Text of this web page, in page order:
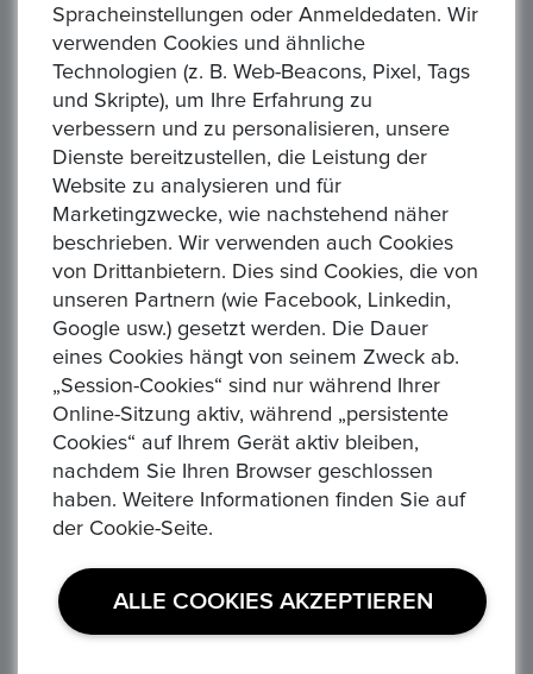
Hiermit widerrufe(n) ich/wir (*) den von mir/uns (*)
abgeschlossenen Vertrag über den Kauf der folgenden
Waren (*): Bestellt am (*)/erhalten am (*) Name des/der
Verbraucher(s): Anschrift des/der Verbraucher(s):
Unterschrift des/der Verbraucher(s) (nur bei Mitteilung auf
Papier) Datum
(*) Unzutreffendes streichen.
Ende der Widerrufsbelehrung
Das Widerrufsrecht besteht nicht bei der Lieferung:
von Waren, die nicht vorgefertigt sind & für deren
Herstellung eine individuelle Auswahl oder Bestimmung
durch den Verbraucher maßgeblich ist oder die eindeutig
auf die persönlichen Bedürfnisse des Verbrauchers
zugeschnitten sind (z.b individualisierte Artikel),
versiegelter Waren, die aus Gründen des
Gesundheitsschutzes oder der Hygiene nicht zur
Rückgabe geeignet sind, wenn ihre Versiegelung nach der
Lieferung entfernt wurde,
von Waren, wenn diese nach der Lieferung auf Grund ihrer
Beschaffenheit untrennbar mit anderen Gütern vermischt
wurden,
Spracheinstellungen oder Anmeldedaten. Wir
verwenden Cookies und ähnliche
Technologien (z. B. Web-Beacons, Pixel, Tags
und Skripte), um Ihre Erfahrung zu
verbessern und zu personalisieren, unsere
Dienste bereitzustellen, die Leistung der
Website zu analysieren und für
Marketingzwecke, wie nachstehend näher
beschrieben. Wir verwenden auch Cookies
von Drittanbietern. Dies sind Cookies, die von
unseren Partnern (wie Facebook, Linkedin,
Google usw.) gesetzt werden. Die Dauer
eines Cookies hängt von seinem Zweck ab.
„Session-Cookies“ sind nur während Ihrer
Online-Sitzung aktiv, während „persistente
Cookies“ auf Ihrem Gerät aktiv bleiben,
nachdem Sie Ihren Browser geschlossen
haben. Weitere Informationen finden Sie auf
der Cookie-Seite.
ALLE COOKIES AKZEPTIEREN